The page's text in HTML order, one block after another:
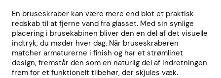
En bruseskraber kan være mere end blot et praktisk
redskab til at fjerne vand fra glasset. Med sin synlige
placering i brusekabinen bliver den en del af det visuelle
indtryk, du møder hver dag. Når bruseskraberen
matcher armaturerne i finish og har et strømlinet
design, fremstår den som en naturlig del af indretningen
frem for et funktionelt tilbehør, der skjules væk.